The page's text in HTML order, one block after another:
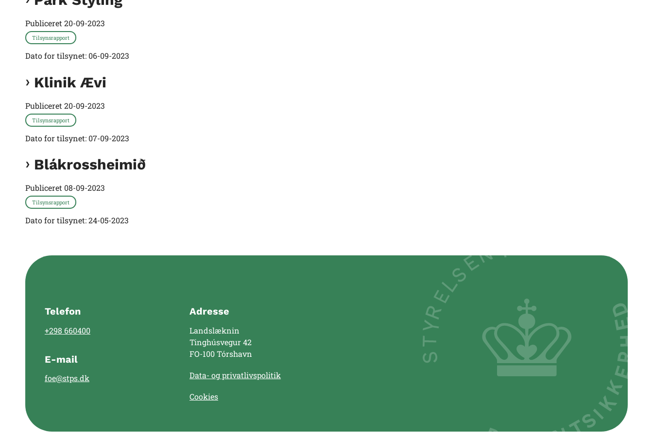
Publiceret20-09-2023
Tilsynsrapport
Dato for tilsynet: 06-09-2023
Klinik Ævi
Publiceret 20-09-2023
Tilsynsrapport
Dato for tilsynet: 07-09-2023
Blákrossheimið
Publiceret 08-09-2023
Tilsynsrapport
Dato for tilsynet: 24-05-2023
Telefon
+298 660400
E-mail
foe@stps.dk
Adresse
Landslæknin
Tinghúsvegur 42
FO-100 Tórshavn
Data- og privatlivspolitik
Cookies